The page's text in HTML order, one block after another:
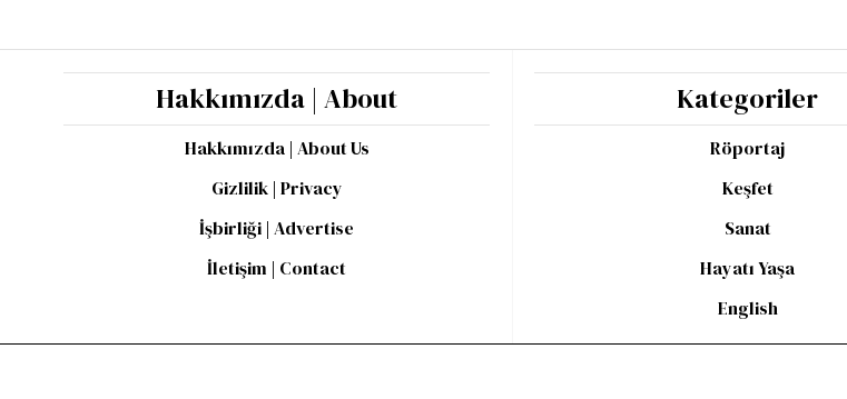
Hakkımızda | About
Hakkımızda | About Us
Gizlilik | Privacy
İşbirliği | Advertise
İletişim | Contact
Kategoriler
Röportaj
Keşfet
Sanat
Hayatı Yaşa
English